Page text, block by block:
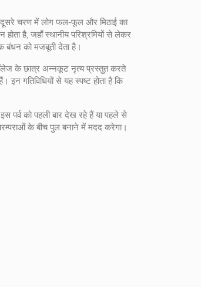
दूसरे चरण में लोग फल‑फूल और मिठाई का
है, जहाँ स्थानीय परिश्रमियों से लेकर
बंधन को मजबूती देता है।
के छात्र अन्नकूट नृत्य प्रस्तुत करते
गतिविधियों से यह स्पष्ट होता है कि
पर्व को पहली बार देख रहे हैं या पहले से
के बीच पुल बनाने में मदद करेगा।